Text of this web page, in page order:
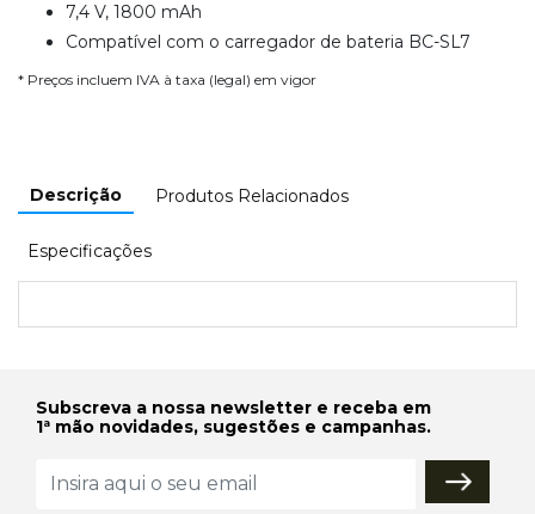
7,4 V, 1800 mAh
Compatível com o carregador de bateria BC-SL7
* Preços incluem IVA à taxa (legal) em vigor
Descrição Produtos Relacionados
Especificações
Subscreva a nossa newsletter e receba em
1ª mão novidades, sugestões e campanhas.